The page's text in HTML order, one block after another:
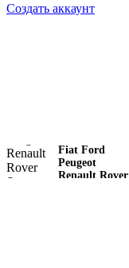
Создать аккаунт
Fiat Ford
Peugeot
Renault Rover